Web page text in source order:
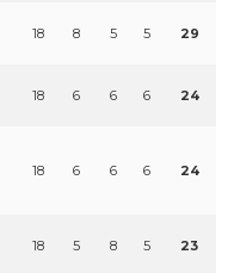
18 8 5 5 29
18 6 6 6 24
18 6 6 6 24
18 5 8 5 23